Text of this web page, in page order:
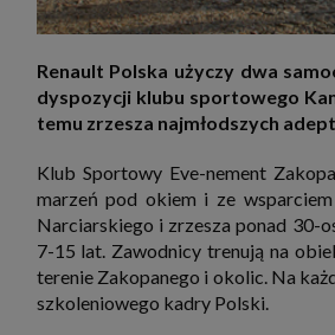
Renault Polska użyczy dwa
dyspozycji klubu sportowego
temu zrzesza najmłodszych
Klub Sportowy Eve-nement
marzeń pod okiem i ze
Narciarskiego i zrzesza ponad 30-
7-15 lat. Zawodnicy trenują na
terenie Zakopanego i okolic. Na
szkoleniowego kadry Polski.